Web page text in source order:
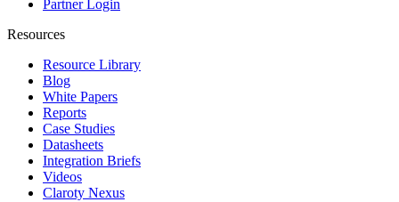
Partner Login
Resources
Resource Library
Blog
White Papers
Reports
Case Studies
Datasheets
Integration Briefs
Videos
Claroty Nexus